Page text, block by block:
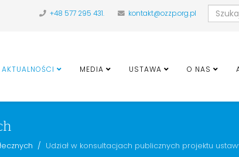
+48 577 295 431. kontakt@ozzp.org.pl
AKTUALNOŚCI MEDIA USTAWA O NAS
Udział w konsultacjach publicznych projektu